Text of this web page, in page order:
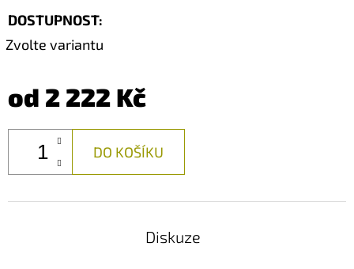
DOSTUPNOST:
Zvolte variantu
od 2 222 Kč
DO KOŠÍKU
Diskuze